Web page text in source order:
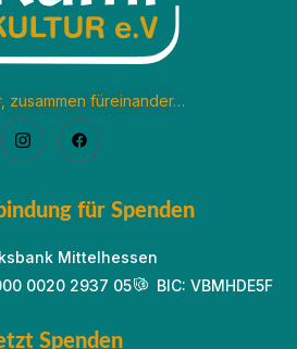
zusammen füreinander…
für Spenden
Mittelhessen
0020 2937 05
BIC: VBMHDE5F
Spenden